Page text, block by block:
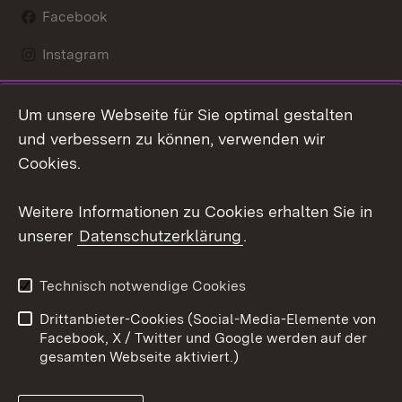
Facebook
Instagram
Social Wall
Youtube
Kontakt
Datenschutz
Barrierefreiheit
Impressum Cookies
Um unsere Webseite für Sie optimal gestalten
und verbessern zu können, verwenden wir
Cookies.
Weitere Informationen zu Cookies erhalten Sie in
unserer Datenschutzerklärung.
Technisch notwendige Cookies
Drittanbieter-Cookies (Social-Media-Elemente von
Facebook, X / Twitter und Google werden auf der
gesamten Webseite aktiviert.)